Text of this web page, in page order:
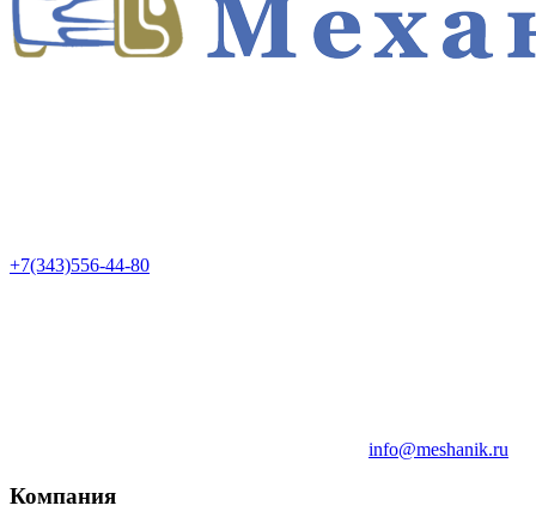
+7(343)556-44-80
info@meshanik.ru
Компания